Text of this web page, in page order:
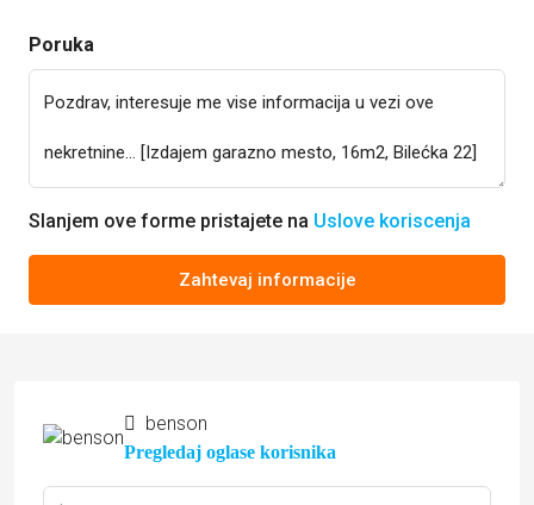
Poruka
Slanjem ove forme pristajete na Uslove koriscenja
Zahtevaj informacije
benson
Pregledaj oglase korisnika